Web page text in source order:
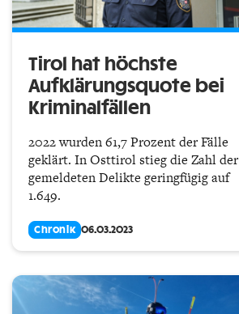
Tirol hat höchste
Aufklärungs­quote bei
Kriminalfällen
2022 wurden 61,7 Prozent der Fälle
geklärt. In Osttirol stieg die Zahl der
gemeldeten Delikte geringfügig auf
1.649.
Chronik 06.03.2023